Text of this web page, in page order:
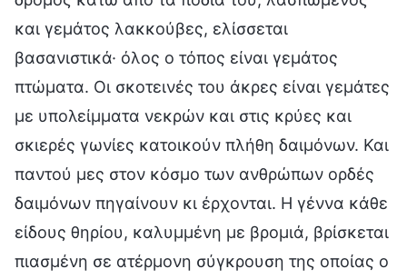
και γεμάτος λακκούβες, ελίσσεται
βασανιστικά· όλος ο τόπος είναι γεμάτος
πτώματα. Οι σκοτεινές του άκρες είναι γεμάτες
με υπολείμματα νεκρών και στις κρύες και
σκιερές γωνίες κατοικούν πλήθη δαιμόνων. Και
παντού μες στον κόσμο των ανθρώπων ορδές
δαιμόνων πηγαίνουν κι έρχονται. Η γέννα κάθε
είδους θηρίου, καλυμμένη με βρομιά, βρίσκεται
πιασμένη σε ατέρμονη σύγκρουση της οποίας ο